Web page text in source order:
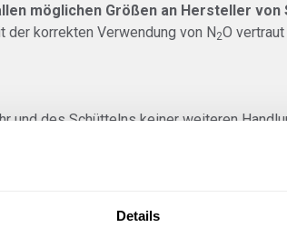
Details
möglichen Größen an Hersteller
korrekten Verwendung von N2O
und des Schüttelns keiner weiteren
zugelassen
eine wichtige Volumenzunahme